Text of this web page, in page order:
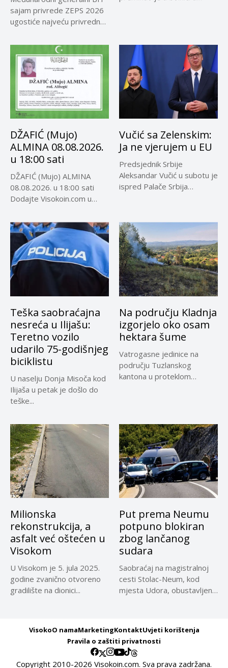
sajam privrede ZEPS 2026
ugostiće najveću privrednu
DŽAFIĆ (Mujo)
ALMINA 08.08.2026.
u 18:00 sati
DŽAFIĆ (Mujo) ALMINA
08.08.2026. u 18:00 sati
Dodajte Visokoin.com u
Vučić sa Zelenskim:
Ja ne vjerujem u EU
Predsjednik Srbije
Aleksandar Vučić u subotu je
ispred Palače Srbija
Teška saobraćajna
nesreća u Ilijašu:
Teretno vozilo
udarilo 75-godišnjeg
biciklistu
U naselju Donja Misoča kod
Ilijaša u petak je došlo do
teške...
Na području Kladnja
izgorjelo oko osam
hektara šume
Vatrogasne jedinice na
području Tuzlanskog
kantona u proteklom
Milionska
rekonstrukcija, a
asfalt već oštećen u
Visokom
U Visokom je 5. jula 2025.
godine zvanično otvoreno
gradilište na dionici...
Put prema Neumu
potpuno blokiran
zbog lančanog
sudara
Saobraćaj na magistralnoj
cesti Stolac-Neum, kod
mjesta Udora, obustavljen
VisokoO namaMarketingKontaktUvjeti korištenja
Pravila o zaštiti privatnosti
Copyright 2010-2026 Visokoin.com. Sva prava zadržana.